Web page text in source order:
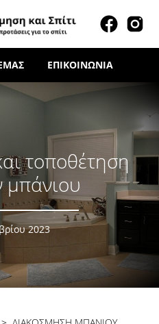
ΕΠΙΚΟΙΝΩΝΊΑ
τοποθέτηση
μπάνιου
2023